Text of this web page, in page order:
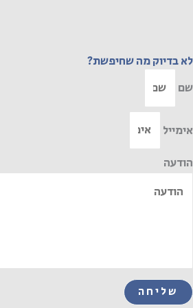
לא בדיוק מה שחיפשת?
שם
אימייל
הודעה
שליחה